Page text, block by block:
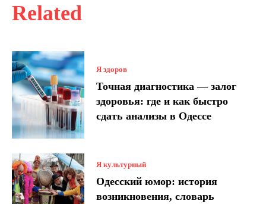
Related
Я здоров
Точная диагностика — залог
здоровья: где и как быстро
сдать анализы в Одессе
Я культурный
Одесский юмор: история
возникновения, словарь